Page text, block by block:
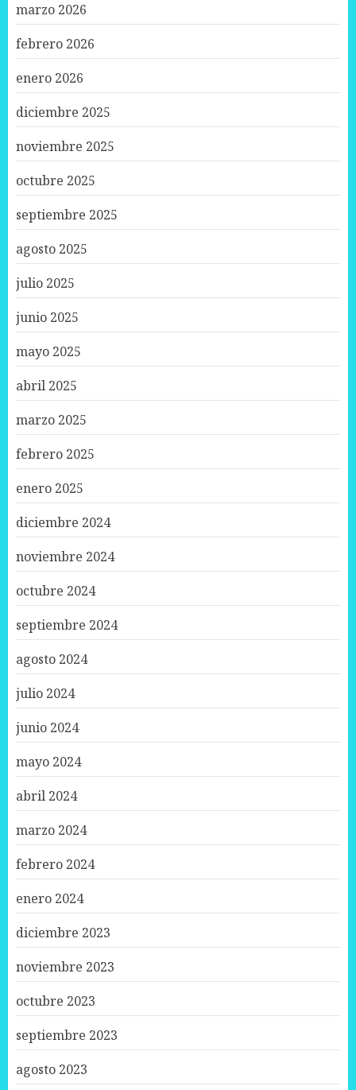
marzo 2026
febrero 2026
enero 2026
diciembre 2025
noviembre 2025
octubre 2025
septiembre 2025
agosto 2025
julio 2025
junio 2025
mayo 2025
abril 2025
marzo 2025
febrero 2025
enero 2025
diciembre 2024
noviembre 2024
octubre 2024
septiembre 2024
agosto 2024
julio 2024
junio 2024
mayo 2024
abril 2024
marzo 2024
febrero 2024
enero 2024
diciembre 2023
noviembre 2023
octubre 2023
septiembre 2023
agosto 2023